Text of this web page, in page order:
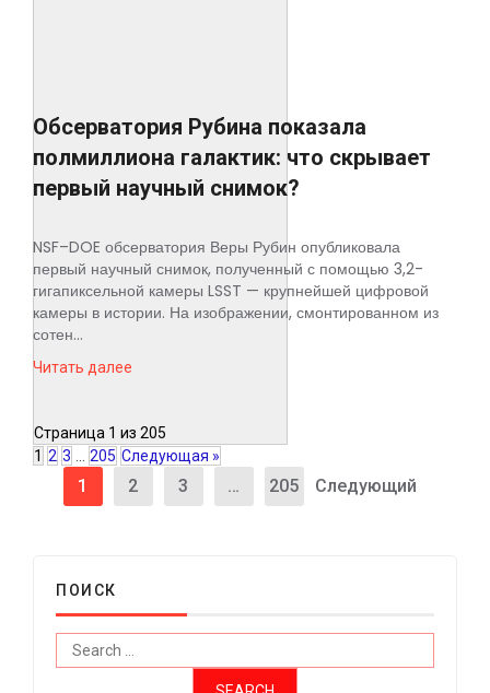
Обсерватория Рубина показала
полмиллиона галактик: что скрывает
первый научный снимок?
NSF–DOE обсерватория Веры Рубин опубликовала
первый научный снимок, полученный с помощью 3,2-
гигапиксельной камеры LSST — крупнейшей цифровой
камеры в истории. На изображении, смонтированном из
сотен...
Читать далее
Страница 1 из 205
1 2 3 205 Следующая »
1 2 3 … 205 Следующий
ПОИСК